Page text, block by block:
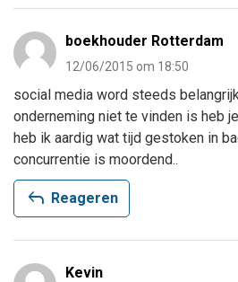
boekhouder Rotterdam
12/06/2015 om 18:50
social media word steeds
onderneming niet te vinden is heb
heb ik aardig wat tijd gestoken in
concurrentie is moordend..
reply Reageren
Kevin